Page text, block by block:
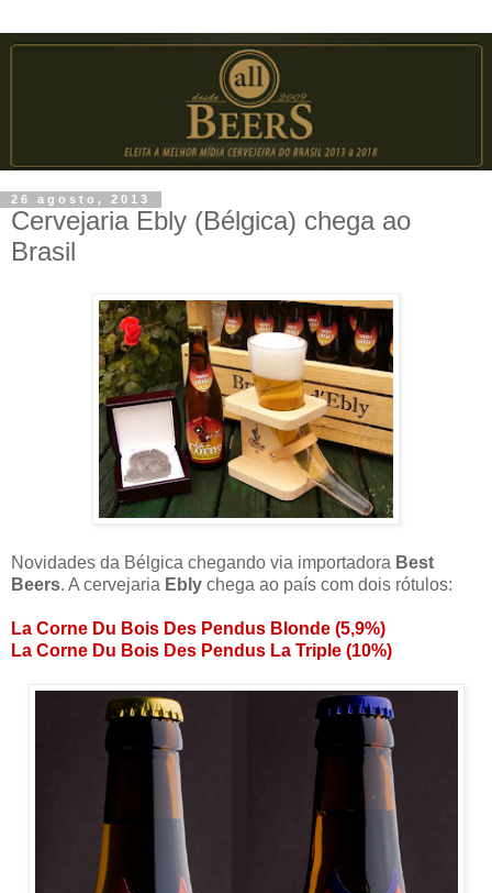
26 agosto, 2013
Cervejaria Ebly (Bélgica) chega ao
Brasil
Novidades da Bélgica chegando via importadora Best
Beers. A cervejaria Ebly chega ao país com dois rótulos:
La Corne Du Bois Des Pendus Blonde (5,9%)
La Corne Du Bois Des Pendus La Triple (10%)